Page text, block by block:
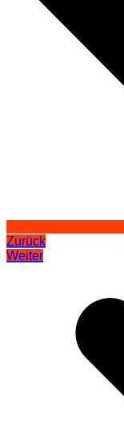
Zurück
Weiter